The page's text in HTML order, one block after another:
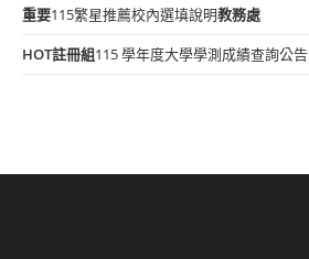
重要115繁星推薦校內選填說明教務處
HOT註冊組115 學年度大學學測成績查詢公告